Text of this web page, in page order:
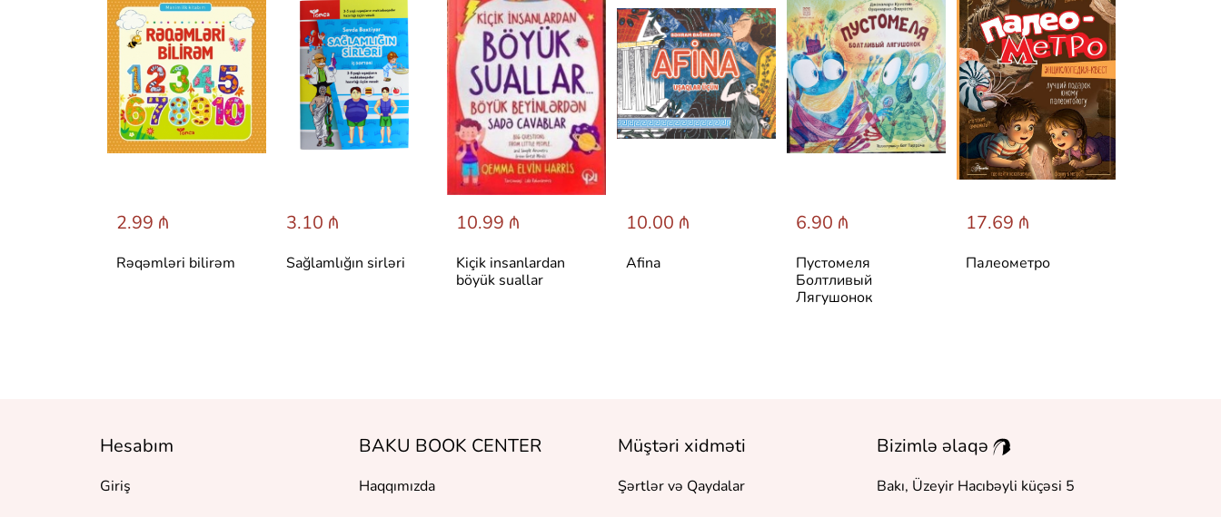
2.99 ₼
Rəqəmləri bilirəm
3.10 ₼
Sağlamlığın sirləri
10.99 ₼
Kiçik insanlardan
böyük suallar
10.00 ₼
Afina
6.90 ₼
Пустомеля
Болтливый
Лягушонок
17.69 ₼
Палеометро
Hesabım
Giriş
BAKU BOOK CENTER
Haqqımızda
Müştəri xidməti
Şərtlər və Qaydalar
Bizimlə əlaqə
Bakı, Üzeyir Hacıbəyli küçəsi 5